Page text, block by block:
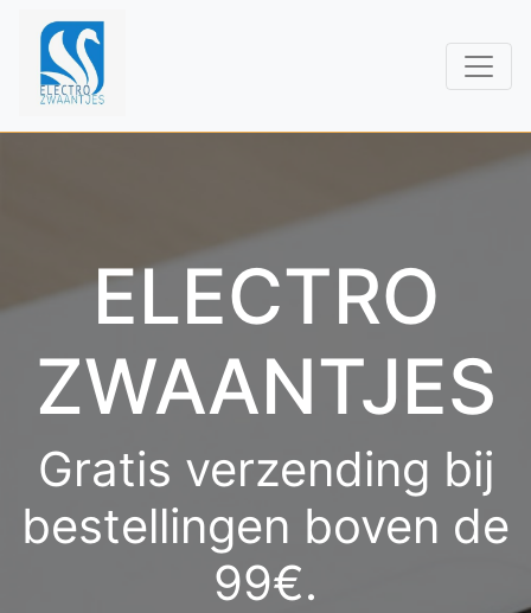
ELECTRO
ZWAANTJES
Gratis verzending bij
bestellingen boven de
99€.